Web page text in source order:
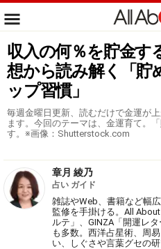
収入の何％を貯金す
想から読み解く「貯
ップ習慣」
毎週金曜日更新、読むだけで金運が
ます。今回のテーマは、金運育て。
す。※画像：Shutterstock.com
章月 綾乃
占い ガイド
雑誌やWeb、書籍など幅
監修を手掛ける。All
ルテ」、GINZA「開運レ
も多数。西洋占星術、周
い、しぐさや言葉グセの